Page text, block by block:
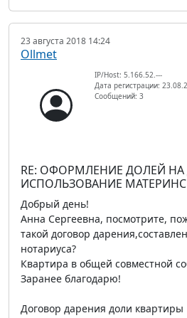
23 августа 2018 14:24
Ollmet
IP/Host: 5.166.52.---
Дата регистрации:
Сообщений: 3
RE: ОФОРМЛЕНИЕ ДОЛЕЙ НА
ИСПОЛЬЗОВАНИЕ
Добрый день!
Анна Сергеевна, посмотрите,
такой договор
нотариуса?
Квартира в общей совместной
Заранее благодарю!
Договор дарения доли квартиры